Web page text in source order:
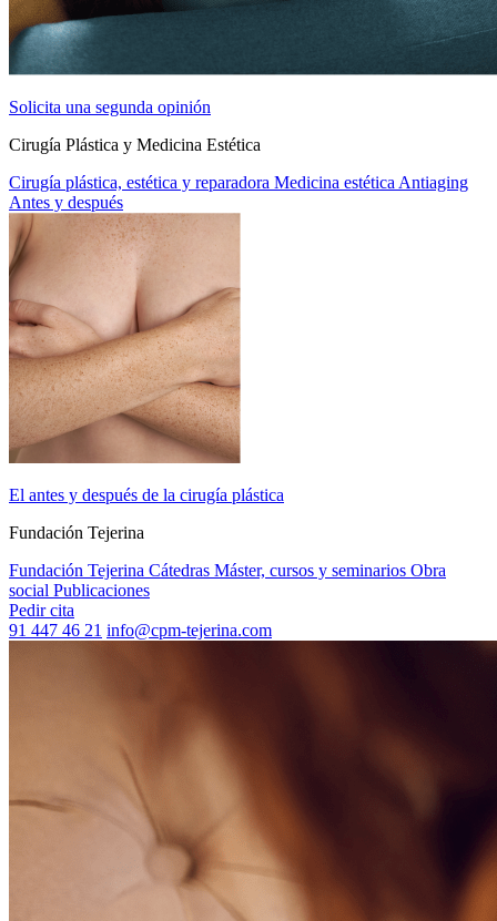
Solicita una segunda opinión
Cirugía Plástica y Medicina Estética
Cirugía plástica, estética y reparadora Medicina estética Antiaging
Antes y después
El antes y después de la cirugía plástica
Fundación Tejerina
Fundación Tejerina Cátedras Máster, cursos y seminarios Obra
social Publicaciones
Pedir cita
91 447 46 21 info@cpm-tejerina.com